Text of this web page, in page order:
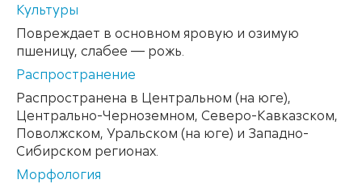
Культуры
Повреждает в основном яровую и озимую
пшеницу, слабее — рожь.
Распространение
Распространена в Центральном (на юге),
Центрально-Черноземном, Северо-Кавказском,
Поволжском, Уральском (на юге) и Западно-
Сибирском регионах.
Mорфология